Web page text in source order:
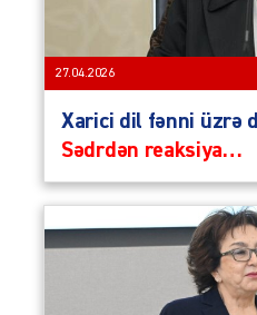
27.04.2026
Xarici dil fənni üzrə
Sədrdən reaksiya…